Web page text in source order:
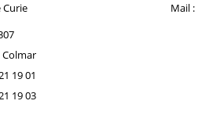
Curie
Colmar
19 01
19 03
Mail :